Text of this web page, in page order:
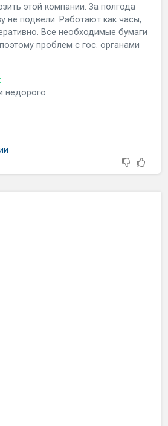
этой компании. За полгода
не подвели. Работают как часы,
Все необходимые бумаги
проблем с гос. органами
недорого